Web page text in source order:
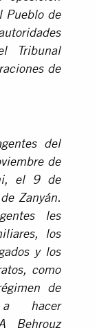
Pueblo de
Tribunal
de
del
de
el 9 de
Zanyán.
les
los
y los
como
de
a hacer
Behrouz